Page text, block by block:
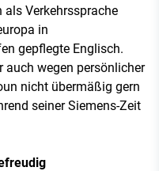
als Verkehrssprache
in
gepflegte Englisch.
auch wegen persönlicher
nicht übermäßig gern
seiner Siemens-Zeit